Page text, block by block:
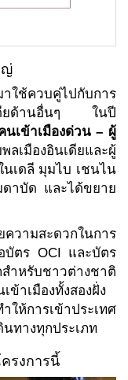
ญ่
ช้ควบคู่ไปกับการ
เดียด้านอื่นๆ ในปี
นเข้าเมืองด่วน – ผู้
ลเมืองอินเดียและผู้
นเดลี มุมไบ เชนไน
าบัด และได้ขยาย
วามสะดวกในการ
บัตร OCI และบัตร
ำหรับชาวต่างชาติ
าเมืองทั้งสองฝั่ง
ห้การเข้าประเทศ
ทางทุกประเภท
รงการนี้